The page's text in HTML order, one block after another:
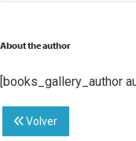
About the author
[books_gallery_author
Volver